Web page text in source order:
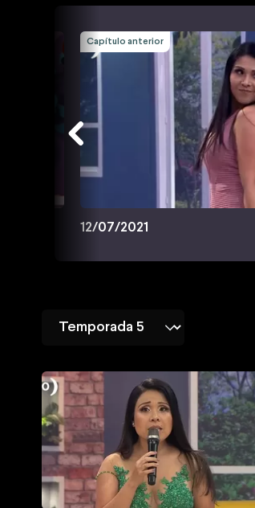
Capítulo anterior
12/07/2021